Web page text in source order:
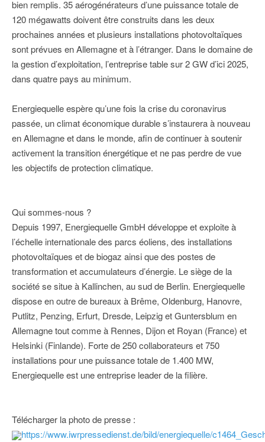
bien remplis. 35 aérogénérateurs d’une puissance totale de
120 mégawatts doivent être construits dans les deux
prochaines années et plusieurs installations photovoltaïques
sont prévues en Allemagne et à l’étranger. Dans le domaine de
la gestion d’exploitation, l’entreprise table sur 2 GW d’ici 2025,
dans quatre pays au minimum.
Energiequelle espère qu’une fois la crise du coronavirus
passée, un climat économique durable s’instaurera à nouveau
en Allemagne et dans le monde, afin de continuer à soutenir
activement la transition énergétique et ne pas perdre de vue
les objectifs de protection climatique.
Qui sommes-nous ?
Depuis 1997, Energiequelle GmbH développe et exploite à
l’échelle internationale des parcs éoliens, des installations
photovoltaïques et de biogaz ainsi que des postes de
transformation et accumulateurs d’énergie. Le siège de la
société se situe à Kallinchen, au sud de Berlin. Energiequelle
dispose en outre de bureaux à Brême, Oldenburg, Hanovre,
Putlitz, Penzing, Erfurt, Dresde, Leipzig et Guntersblum en
Allemagne tout comme à Rennes, Dijon et Royan (France) et
Helsinki (Finlande). Forte de 250 collaborateurs et 750
installations pour une puissance totale de 1.400 MW,
Energiequelle est une entreprise leader de la filière.
Télécharger la photo de presse :
https://www.iwrpressedienst.de/bild/energiequelle/